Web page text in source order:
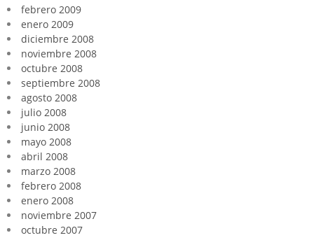
febrero 2009
enero 2009
diciembre 2008
noviembre 2008
octubre 2008
septiembre 2008
agosto 2008
julio 2008
junio 2008
mayo 2008
abril 2008
marzo 2008
febrero 2008
enero 2008
noviembre 2007
octubre 2007